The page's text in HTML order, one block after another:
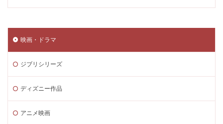
映画・ドラマ
ジブリシリーズ
ディズニー作品
アニメ映画